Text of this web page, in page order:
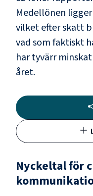
Medellönen
vilket efter skatt
vad som faktiskt
har tyvärr
året.
Nyckeltal för